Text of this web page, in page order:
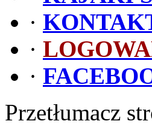
·
·
·
Przetłumacz